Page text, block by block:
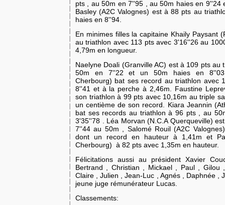
pts , au 50m en 7''95 , au 50m haies en 9''24
Basley (A2C Valognes) est à 88 pts au
haies en 8''94.
En minimes filles la capitaine Khaily Paysant
au triathlon avec 113 pts avec 3'16''26 au
4,79m en longueur.
Naelyne Doali (Granville AC) est à 109 pts au
50m en 7''22 et un 50m haies en
Cherbourg) bat ses record au triathlon avec
8''41 et à la perche à 2,46m. Faustine
son triathlon à 99 pts avec 10,16m au triple
un centième de son record. Kiara Jeannin
bat ses records au triathlon à 96 pts , au
3'35''78 . Léa Morvan (N.C.A Querqueville)
7''44 au 50m , Salomé Rouil (A2C
dont un record en hauteur à 1,41m et
Cherbourg) à 82 pts avec 1,35m en hauteur.
Félicitations aussi au président Xavier
Bertrand , Christian , Mickael , Paul , Gilou
Claire , Julien , Jean-Luc , Agnés , Daphnée ,
jeune juge rémunérateur Lucas.
Classements: